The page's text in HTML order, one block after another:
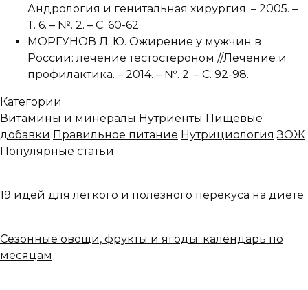
Андрология и генитальная хирургия. – 2005. –
Т. 6. – №. 2. – С. 60-62.
МОРГУНОВ Л. Ю. Ожирение у мужчин в
России: лечение тестостероном //Лечение и
профилактика. – 2014. – №. 2. – С. 92-98.
Категории
Витамины и минералы Нутриенты Пищевые
добавки Правильное питание Нутрициология ЗОЖ
Популярные статьи
19 идей для легкого и полезного перекуса на диете
Сезонные овощи, фрукты и ягоды: календарь по
месяцам